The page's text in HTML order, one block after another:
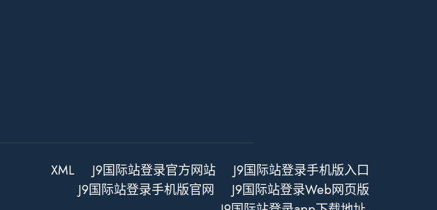
XML J9国际站登录官方网站
J9国际站登录手机版入口
J9国际站登录手机版官网
J9国际站登录Web网页版